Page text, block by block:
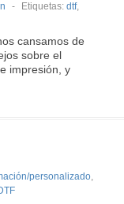
- Etiquetas: dtf,
cansamos de
sobre el
impresión, y
personalizado,